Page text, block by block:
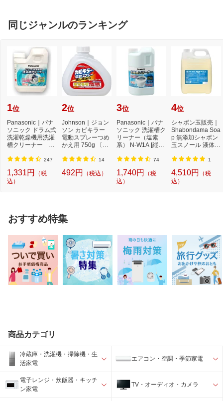
同じジャンルのランキング
1位
Panasonic｜パナ
ソニック ドラム式
洗濯乾燥機用洗濯
槽クリーナー N-
濯...
247
1,331円
（税
込）
2位
Johnson｜ジョン
ソン カビキラー
電動スプレーつめ
かえ用 750g 〔お
_...
14
492円 （税込）
3位
Panasonic｜パナ
ソニック 洗濯槽ク
リーナー（塩素
系） N-W1A [縦型
系...
74
1,740円
（税
込）
4位
シャボン玉販売｜
Shabondama Soa
p 無添加シャボン
玉スノール 液体タ
1
4,510円
（税
込）
おすすめ特集
商品カテゴリ
冷蔵庫・洗濯機・掃除機・生
活家電
エアコン・空調・季節家電
電子レンジ・炊飯器・キッチ
ン家電
TV・オーディオ・カメラ